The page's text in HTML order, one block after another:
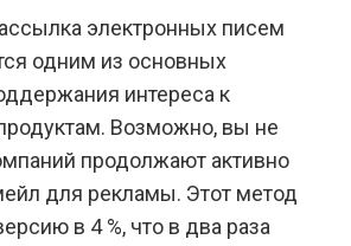
электронных писем
одним из основных
интереса к
Возможно, вы не
продолжают активно
для рекламы. Этот метод
в 4 %, что в два раза